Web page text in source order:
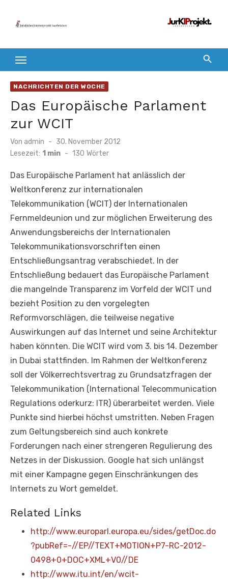
Inhalt
NACHRICHTEN DER WOCHE
Das Europäische Parlament
zur WCIT
Von admin
Veröffentlicht
am
30. November 2012
Lesezeit: 1 min - 130 Wörter
Das Europäische Parlament hat anlässlich der
Weltkonferenz zur internationalen
Telekommunikation (WCIT) der Internationalen
Fernmeldeunion und zur möglichen Erweiterung des
Anwendungsbereichs der Internationalen
Telekommunikationsvorschriften einen
Entschließungsantrag verabschiedet. In der
Entschließung bedauert das Europäische Parlament
die mangelnde Transparenz im Vorfeld der WCIT und
bezieht Position zu den vorgelegten
Reformvorschlägen, die teilweise negative
Auswirkungen auf das Internet und seine Architektur
haben könnten. Die WCIT wird vom 3. bis 14. Dezember
in Dubai stattfinden. Im Rahmen der Weltkonferenz
soll der Völkerrechtsvertrag zu Grundsatzfragen der
Telekommunikation (International Telecommunication
Regulations oderkurz: ITR) überarbeitet werden. Viele
Punkte sind hierbei höchst umstritten. Neben Fragen
zum Geltungsbereich sind auch konkrete
Forderungen nach einer strengeren Regulierung des
Netzes in der Diskussion. Google hat sich unlängst
mit einer Kampagne gegen Einschränkungen des
Internets zu Wort gemeldet.
Related Links
http://www.europarl.europa.eu/sides/getDoc.do
?pubRef=-//EP//TEXT+MOTION+P7-RC-2012-
0498+0+DOC+XML+V0//DE
http://www.itu.int/en/wcit-